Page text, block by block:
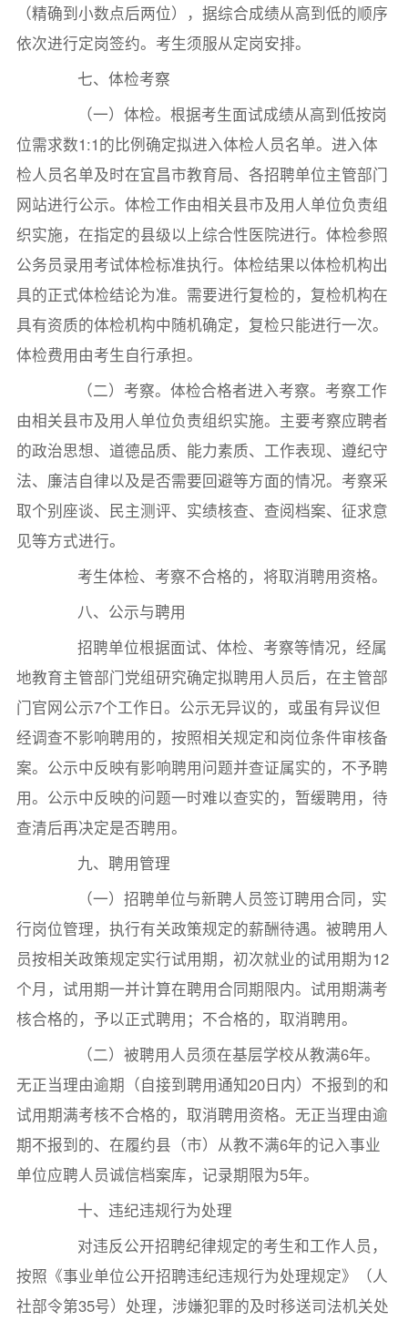
（精确到小数点后两位），据综合成绩从高到低的顺序
依次进行定岗签约。考生须服从定岗安排。
七、体检考察
（一）体检。根据考生面试成绩从高到低按岗
位需求数1:1的比例确定拟进入体检人员名单。进入体
检人员名单及时在宜昌市教育局、各招聘单位主管部门
网站进行公示。体检工作由相关县市及用人单位负责组
织实施，在指定的县级以上综合性医院进行。体检参照
公务员录用考试体检标准执行。体检结果以体检机构出
具的正式体检结论为准。需要进行复检的，复检机构在
具有资质的体检机构中随机确定，复检只能进行一次。
体检费用由考生自行承担。
（二）考察。体检合格者进入考察。考察工作
由相关县市及用人单位负责组织实施。主要考察应聘者
的政治思想、道德品质、能力素质、工作表现、遵纪守
法、廉洁自律以及是否需要回避等方面的情况。考察采
取个别座谈、民主测评、实绩核查、查阅档案、征求意
见等方式进行。
考生体检、考察不合格的，将取消聘用资格。
八、公示与聘用
招聘单位根据面试、体检、考察等情况，经属
地教育主管部门党组研究确定拟聘用人员后，在主管部
门官网公示7个工作日。公示无异议的，或虽有异议但
经调查不影响聘用的，按照相关规定和岗位条件审核备
案。公示中反映有影响聘用问题并查证属实的，不予聘
用。公示中反映的问题一时难以查实的，暂缓聘用，待
查清后再决定是否聘用。
九、聘用管理
（一）招聘单位与新聘人员签订聘用合同，实
行岗位管理，执行有关政策规定的薪酬待遇。被聘用人
员按相关政策规定实行试用期，初次就业的试用期为12
个月，试用期一并计算在聘用合同期限内。试用期满考
核合格的，予以正式聘用；不合格的，取消聘用。
（二）被聘用人员须在基层学校从教满6年。
无正当理由逾期（自接到聘用通知20日内）不报到的和
试用期满考核不合格的，取消聘用资格。无正当理由逾
期不报到的、在履约县（市）从教不满6年的记入事业
单位应聘人员诚信档案库，记录期限为5年。
十、违纪违规行为处理
对违反公开招聘纪律规定的考生和工作人员，
按照《事业单位公开招聘违纪违规行为处理规定》（人
社部令第35号）处理，涉嫌犯罪的及时移送司法机关处